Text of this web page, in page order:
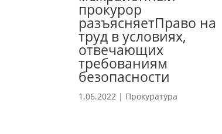
прокурор
разъясняетПраво на
труд в условиях,
отвечающих
требованиям
безопасности
1.06.2022 | Прокуратура